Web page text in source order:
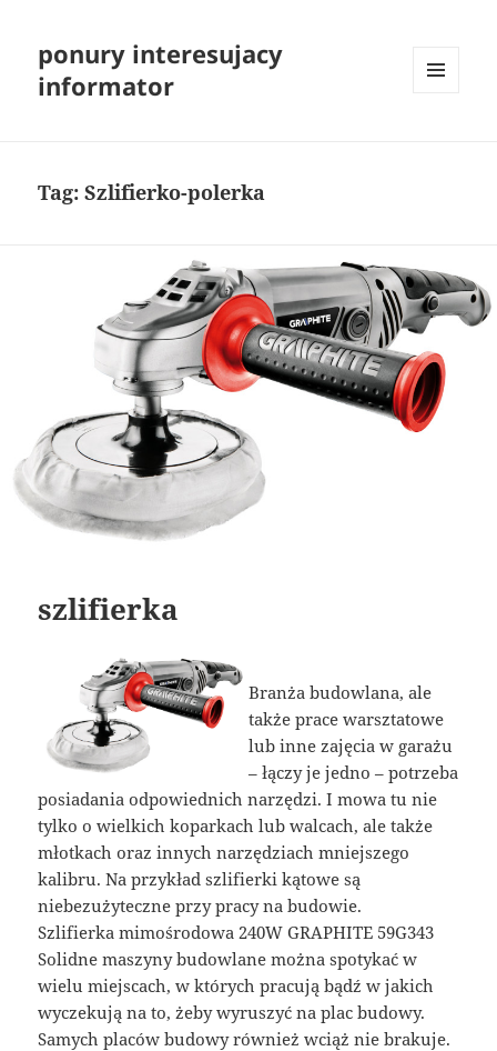
ponury interesujacy
informator
Tag:Szlifierko-polerka
szlifierka
Branża budowlana, ale
także prace warsztatowe
lub inne zajęcia w garażu
– łączy je jedno – potrzeba
posiadania odpowiednich narzędzi. I mowa tu nie
tylko o wielkich koparkach lub walcach, ale także
młotkach oraz innych narzędziach mniejszego
kalibru. Na przykład szlifierki kątowe są
niebezużyteczne przy pracy na budowie.
Szlifierka mimośrodowa 240W GRAPHITE 59G343
Solidne maszyny budowlane można spotykać w
wielu miejscach, w których pracują bądź w jakich
wyczekują na to, żeby wyruszyć na plac budowy.
Samych placów budowy również wciąż nie brakuje.